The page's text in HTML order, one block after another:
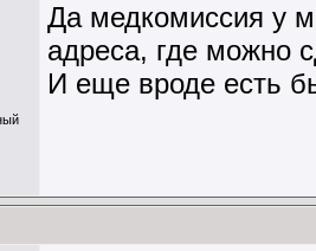
Да медкомиссия у
адреса, где можно
И еще вроде есть